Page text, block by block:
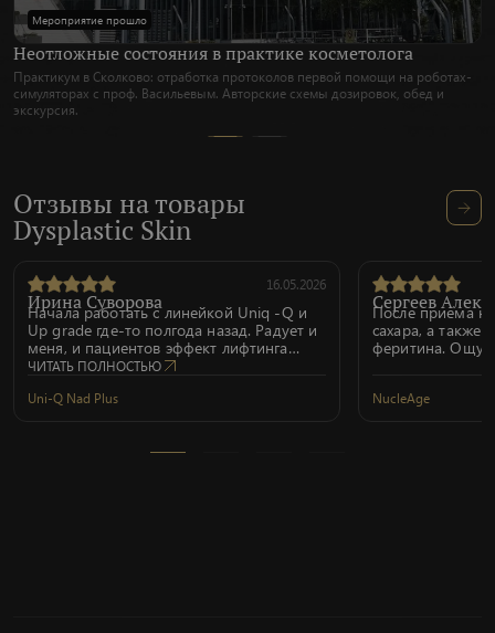
Мероприятие прошло
Неотложные состояния в практике косметолога
Практикум в Сколково: отработка протоколов первой помощи на роботах-
симуляторах с проф. Васильевым. Авторские схемы дозировок, обед и
экскурсия.
Отзывы на товары
Dysplastic Skin
16.05.2026
Ирина Суворова
Начала работать с линейкой Uniq -Q и
Up grade где-то полгода назад. Радует и
меня, и пациентов эффект лифтинга
даже после одной процедуры NAD+ и
процедур. Качественные препараты,
глубоком знании теории и практики,
ЧИТАТЬ ПОЛНОСТЬЮ
Uni-Q Nad Plus
Сергеев
После приема
сахара, а также
феритина.
NucleAge